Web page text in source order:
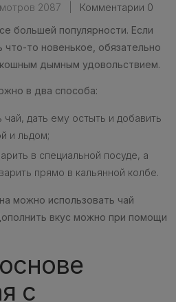
2087
Комментарии 0
большей популярности. Если
то новенькое, обязательно
дымным удовольствием.
в два способа:
чай, дать ему остыть и добавить
и льдом;
в специальной посуде, а
прямо в кальянной колбе.
можно использовать чай
вкус можно при помощи
с